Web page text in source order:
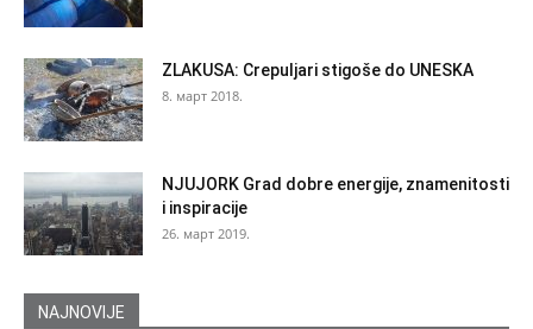
ZLAKUSA: Crepuljari stigoše do UNESKA
8. март 2018.
NJUJORK Grad dobre energije, znamenitosti
i inspiracije
26. март 2019.
NAJNOVIJE